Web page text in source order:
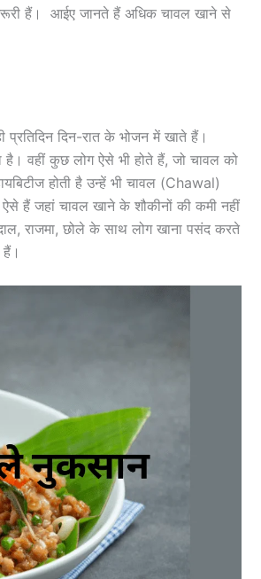
हैं। आईए जानते हैं अधिक चावल खाने से
दिन-रात के भोजन में खाते हैं।
है। वहीं कुछ लोग ऐसे भी होते हैं, जो चावल को
होती है उन्हें भी चावल (Chawal)
हैं जहां चावल खाने के शौकीनों की कमी नहीं
राजमा, छोले के साथ लोग खाना पसंद करते